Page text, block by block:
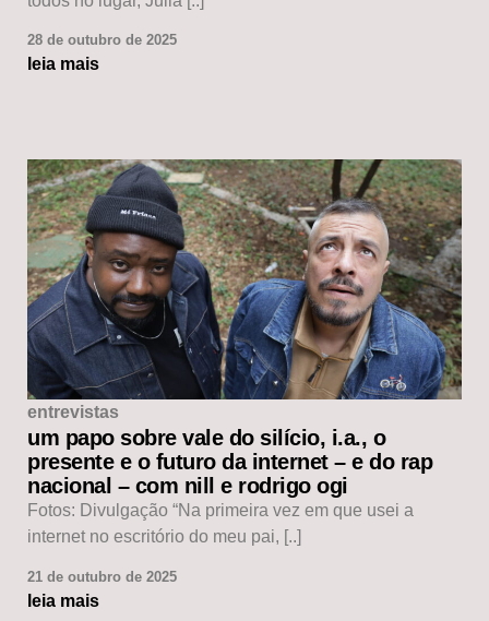
28 de outubro de 2025
leia mais
entrevistas
um papo sobre vale do silício, i.a., o
presente e o futuro da internet – e do rap
nacional – com nill e rodrigo ogi
Fotos: Divulgação “Na primeira vez em que usei a
internet no escritório do meu pai, [..]
21 de outubro de 2025
leia mais